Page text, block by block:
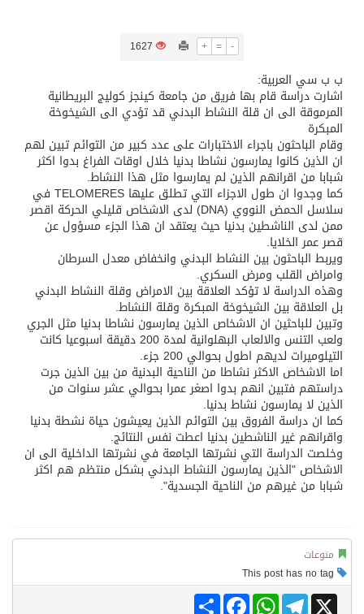
ثلة من الضابطات في الجييش الكويتي
كسوة الكعبة تعتلي البيت العتيق
+ = -
1627
ب ب سي العربية:
اشارت دراسة قام بها فريق من جامعة كينجز كوليج البريطانية
المرموقة الى ان قلة النشاط البدني قد تؤدي الى الشيخوخة
المبكرة
وقام الباحثون باجراء الاختبارات على عدد كبير من التوائم تبين لهم
ان الذين كانوا يمارسون نشاطا بدنيا خلال اوقات الفراغ بدوا اكثر
شبابا من اقرانهم الذين لم يمارسوا مثل هذا النشاط.
كما وجدوا ان طول الاجزاء التي تطلق عليها TELOMERES في
سلاسل الحمض النووي (DNA) لدى الاشخاص قليلي الحركة اقصر
ممن لدى الناشطين بدنيا حيث يعتقد ان هذا الجزء مسؤول عن
قصر عمر الخلايا.
ويربط الباحثون بين النشاط البدني وانخفاض معدل السرطان
وامراض القلب ومرض السكري.
وهذه الدراسة لا تؤكد العلاقة بين الامراض وقلة النشاط البدني
بل العلاقة بين الشيخوخة المبكرة وقلة النشاط.
وتبين للباحثين ان الاشخاص الذين يمارسون نشاطا بدنيا مثل الجري
ولعب التنس والالعاب البهلوانية لمدة 200 دقيقة اسبوعيا كانت
التيلوميرات لديهم اطول بحوالي 200 جزء.
اما الاشخاص الاكثر نشاطا من الناحية البدنية من بين الذين جرت
دراستهم فتبين انهم بدوا اصغر عمرا بحوالي عشر سنوات من
الذين لا يمارسون نشاط بدنيا.
كما ان دراسة الفروق بين التوائم الذين يعيشون حياة نشطة بدنيا
واقرانهم غير الناشطين بدنيا اعطت نفس النتائج.
وخلصت الدراسة التي نشرتها الجامعة في نشرتها الداخلية الى ان
الاشخاص "الذين يمارسون النشاط البدني بشكل منتظم هم اكثر
شبابا من غيرهم من الناحية الجسدية".
منوعات
Share
FacebookWhatsAppTelegram X